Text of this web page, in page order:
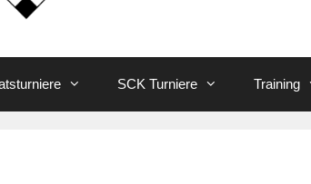
SCK Turniere Training